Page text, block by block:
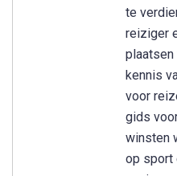
te
reiziger
plaatsen
kennis
voor
gids
winsten
op sport